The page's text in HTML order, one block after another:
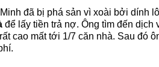
đã bị phá sản vì xoài bởi dính
để lấy tiền trả nợ. Ông tìm đến
cao mất tới 1/7 căn nhà. Sau đó